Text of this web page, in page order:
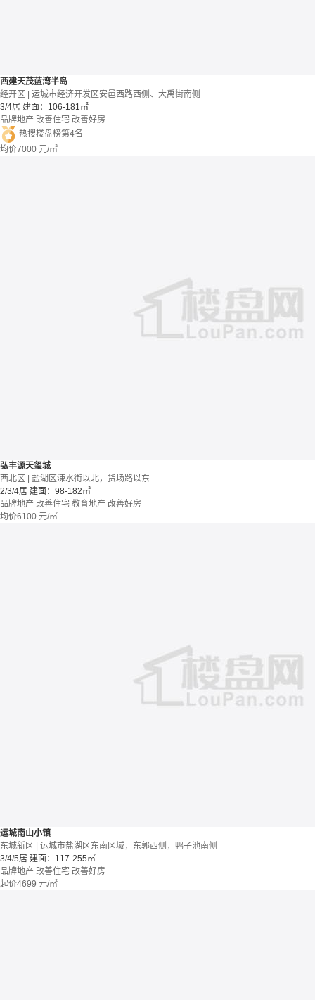
西建天茂蓝湾半岛
经开区 | 运城市经济开发区安邑西路西侧、大禹街南侧
3/4居 建面：106-181㎡
品牌地产 改善住宅 改善好房
热搜楼盘榜第4名
均价7000 元/㎡
弘丰源天玺城
西北区 | 盐湖区涑水街以北，货场路以东
2/3/4居 建面：98-182㎡
品牌地产 改善住宅 教育地产 改善好房
均价6100 元/㎡
运城南山小镇
东城新区 | 运城市盐湖区东南区域，东郭西侧，鸭子池南侧
3/4/5居 建面：117-255㎡
品牌地产 改善住宅 改善好房
起价4699 元/㎡